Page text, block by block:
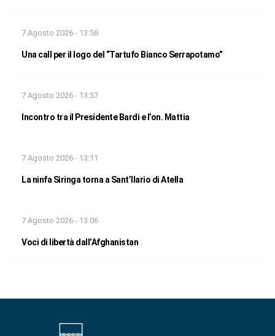
7 Agosto 2026 - 13:58
Una call per il logo del “Tartufo Bianco Serrapotamo”
7 Agosto 2026 - 13:57
Incontro tra il Presidente Bardi e l’on. Mattia
7 Agosto 2026 - 13:11
La ninfa Siringa torna a Sant’Ilario di Atella
7 Agosto 2026 - 13:06
Voci di libertà dall’Afghanistan